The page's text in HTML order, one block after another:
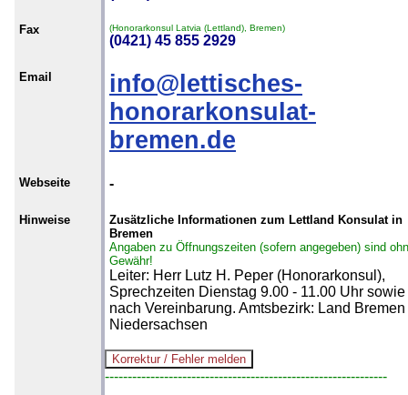
Fax (Honorarkonsul Latvia (Lettland), Bremen)
(0421) 45 855 2929
Email
info@lettisches-
honorarkonsulat-
bremen.de
Webseite -
Hinweise
Zusätzliche Informationen zum Lettland Konsulat in
Bremen
Angaben zu Öffnungszeiten (sofern angegeben) sind
Gewähr!
Leiter: Herr Lutz H. Peper (Honorarkonsul),
Sprechzeiten Dienstag 9.00 - 11.00 Uhr sowie
nach Vereinbarung. Amtsbezirk: Land
Niedersachsen
--------------------------------------------------------------